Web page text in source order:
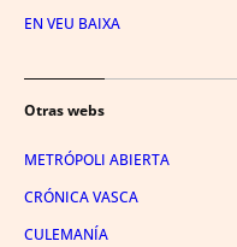
EN VEU BAIXA
Otras webs
METRÓPOLI ABIERTA
CRÓNICA VASCA
CULEMANÍA